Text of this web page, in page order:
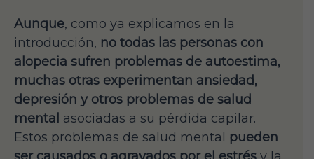
Aunque, como ya explicamos en la
introducción, no todas las personas con
alopecia sufren problemas de autoestima,
muchas otras experimentan ansiedad,
depresión y otros problemas de salud
mental asociadas a su pérdida capilar.
Estos problemas de salud mental pueden